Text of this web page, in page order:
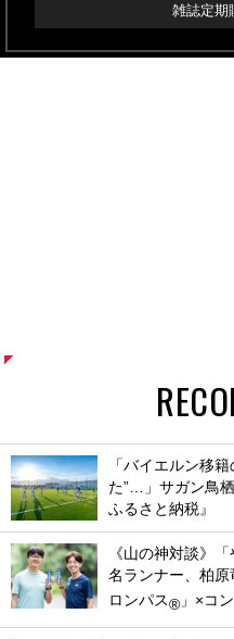
雑誌定期
「バイエルン移
た”…」サガン鳥
ふるさと納税』
《山の神対談》
名ランナー、柏
ロンパス® 」×コ